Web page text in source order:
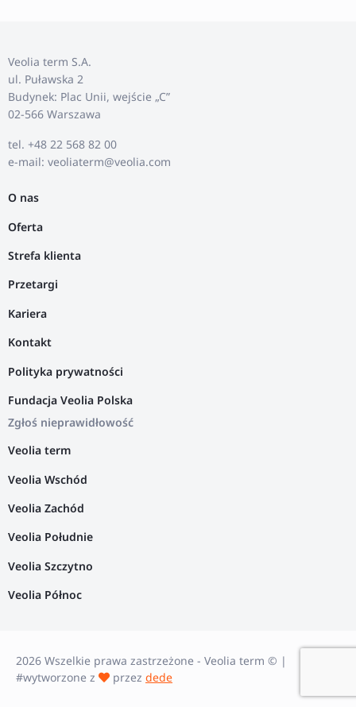
Veolia term S.A.
ul. Puławska 2
Budynek: Plac Unii, wejście „C”
02-566 Warszawa
tel. +48 22 568 82 00
e-mail: veoliaterm@veolia.com
O nas
Oferta
Strefa klienta
Przetargi
Kariera
Kontakt
Polityka prywatności
Fundacja Veolia Polska
Zgłoś nieprawidłowość
Veolia term
Veolia Wschód
Veolia Zachód
Veolia Południe
Veolia Szczytno
Veolia Północ
2026 Wszelkie prawa zastrzeżone - Veolia term © |
#wytworzone z
przez dede